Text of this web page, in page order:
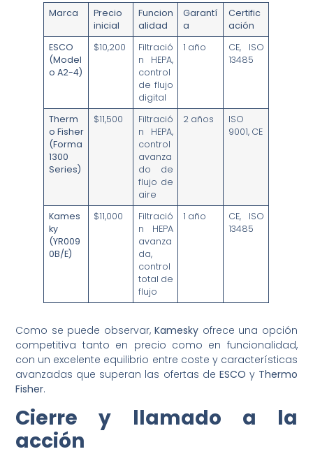
Marca
Precio
inicial
Funcion
alidad
Garantí
a
Certific
ación
ESCO
(Model
o A2-4)
$10,200
Filtració
n HEPA,
control
de flujo
digital
1 año
CE, ISO
13485
Therm
o Fisher
(Forma
1300
Series)
$11,500
Filtració
n HEPA,
control
avanza
do de
flujo de
aire
2 años
ISO
9001, CE
Kames
ky
(YR009
0B/E)
$11,000
Filtració
n HEPA
avanza
da,
control
total de
flujo
1 año
CE, ISO
13485
Como se puede observar,Kamesky ofrece una opción
competitiva tanto en precio como en funcionalidad,
con un excelente equilibrio entre coste y características
avanzadas que superan las ofertas de ESCO y Thermo
Fisher.
Cierre y llamado a la
acción